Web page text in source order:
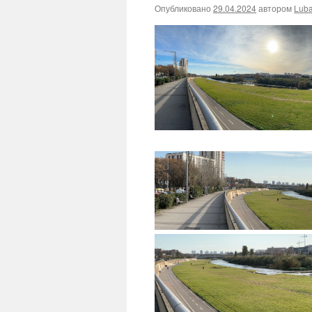
Опубликовано 29.04.2024автором